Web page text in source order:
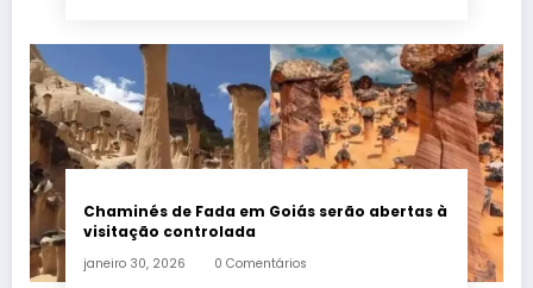
Chaminés de Fada em Goiás serão abertas à
visitação controlada
janeiro 30, 2026 0 Comentários